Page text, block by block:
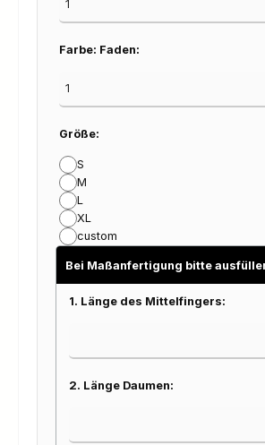
Farbe: Faden:
Größe:
S
M
L
XL
custom
Bei Maßanfertigung bitte
1. Länge des Mittelfingers:
2. Länge Daumen: